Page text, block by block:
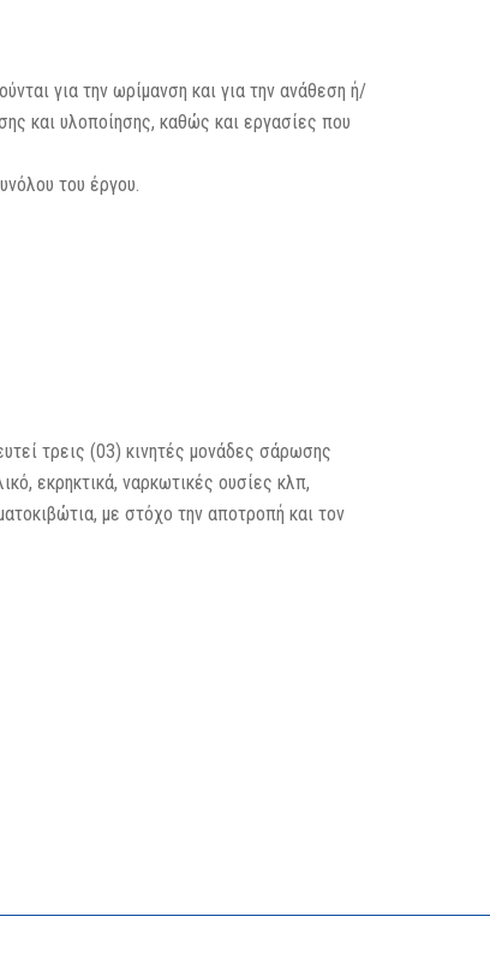
για την ωρίμανση και για την ανάθεση ή/
και υλοποίησης, καθώς και εργασίες που
του έργου.
τρεις (03) κινητές μονάδες σάρωσης
εκρηκτικά, ναρκωτικές ουσίες κλπ,
με στόχο την αποτροπή και τον